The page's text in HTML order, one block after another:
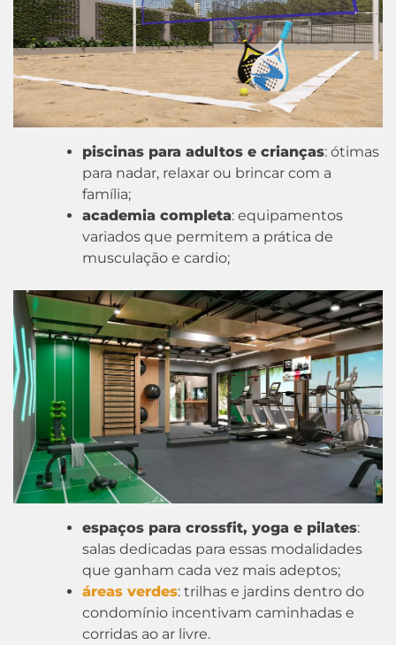
piscinas para adultos e crianças: ótimas
para nadar, relaxar ou brincar com a
família;
academia completa: equipamentos
variados que permitem a prática de
musculação e cardio;
espaços para crossfit, yoga e pilates:
salas dedicadas para essas modalidades
que ganham cada vez mais adeptos;
áreas verdes: trilhas e jardins dentro do
condomínio incentivam caminhadas e
corridas ao ar livre.